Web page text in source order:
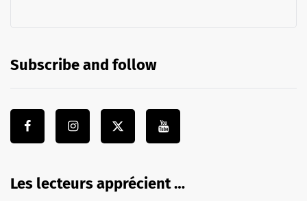
Subscribe and follow
Les lecteurs apprécient …